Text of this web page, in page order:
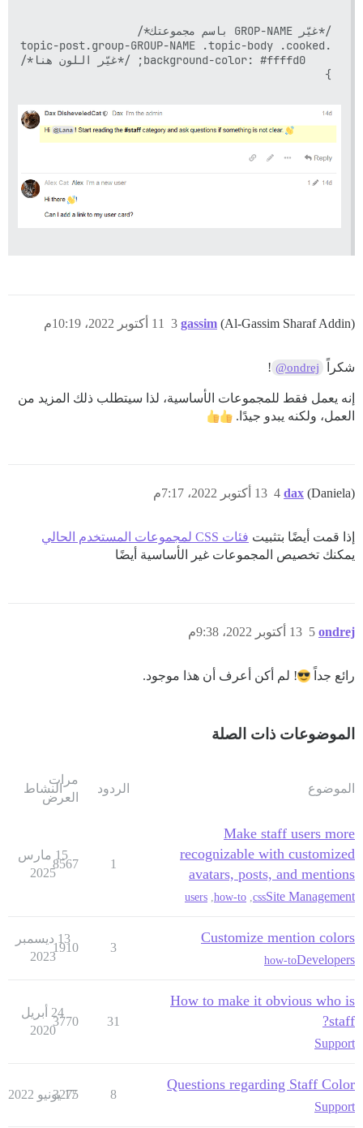
}
gassim (Al-Gassim Sharaf Addin) 11 أكتوبر 2022، 10:19م 3
شكراً @ondrej
!
إنه يعمل فقط للمجموعات الأساسية، لذا سيتطلب ذلك المزيد من
العمل، ولكنه يبدو جيدًا.
dax (Daniela) 13 أكتوبر 2022، 7:17م 4
إذا قمت أيضًا بتثبيت فئات CSS لمجموعات المستخدم الحالي
يمكنك تخصيص المجموعات غير الأساسية أيضًا
ondrej 13 أكتوبر 2022، 9:38م 5
رائع جداً ! لم أكن أعرف أن هذا موجود.
الموضوعات ذات الصلة
الموضوع الردود
مرات
العرض
النشاط
Make staff users more
recognizable with customized
avatars, posts, and mentions
Site Management
css
how-to
users
1
8567
15 مارس
2025
Customize mention colors
Developers
how-to
3
1910
13 ديسمبر
2023
How to make it obvious who is
staff?
Support
31
3770
24 أبريل
2020
Questions regarding Staff Color
Support
8
3275
17 يونيو 2022